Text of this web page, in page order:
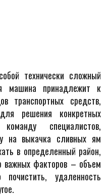
технически сложный
машина принадлежит к
транспортных средств,
решения конкретных
специалистов,
на выкачка сливных ям
в определенный район,
важных факторов – объем
удаленность